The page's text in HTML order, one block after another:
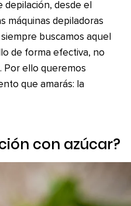
depilación, desde el
máquinas depiladoras
buscamos aquel
de forma efectiva, no
Por ello queremos
que amarás: la
con azúcar?